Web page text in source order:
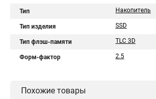
Тип Накопитель
Тип изделия SSD
Тип флэш-памяти TLC 3D
Форм-фактор 2.5
Похожие товары